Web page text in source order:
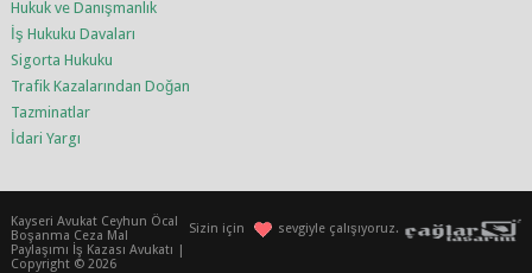
Hukuk ve Danışmanlık
İş Hukuku Davaları
Sigorta Hukuku
Trafik Kazalarından Doğan
Tazminatlar
İdari Yargı
Sizin için sevgiyle çalışıyoruz.
Kayseri Avukat Ceyhun Öcal
Boşanma Ceza Mal
Paylaşımı İş Kazası Avukatı |
Copyright © 2026